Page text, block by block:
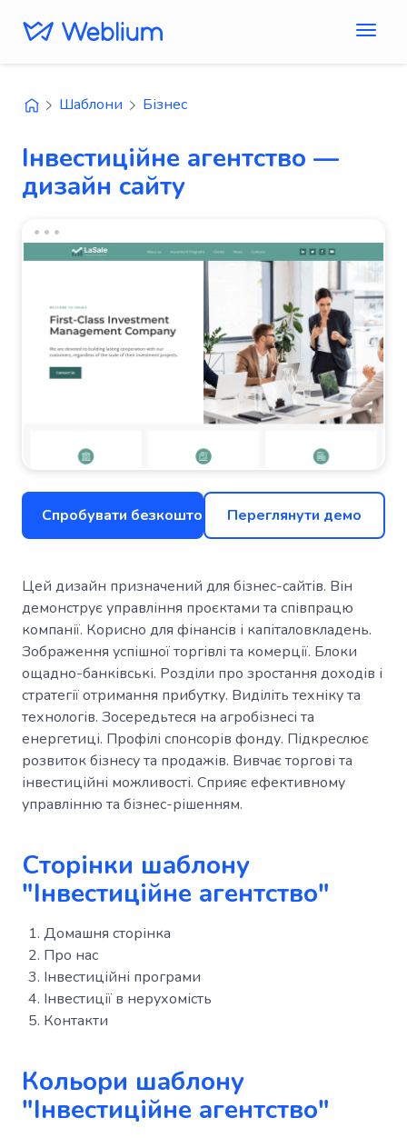
Шаблони Бізнес
Інвестиційне агентство —
дизайн сайту
Спробувати безкоштовно Переглянути демо
Цей дизайн призначений для бізнес-сайтів. Він
демонструє управління проєктами та співпрацю
компанії. Корисно для фінансів і капіталовкладень.
Зображення успішної торгівлі та комерції. Блоки
ощадно-банківські. Розділи про зростання доходів і
стратегії отримання прибутку. Виділіть техніку та
технологів. Зосередьтеся на агробізнесі та
енергетиці. Профілі спонсорів фонду. Підкреслює
розвиток бізнесу та продажів. Вивчає торгові та
інвестиційні можливості. Сприяє ефективному
управлінню та бізнес-рішенням.
Сторінки шаблону
"Інвестиційне агентство"
Домашня сторінка
Про нас
Інвестиційні програми
Інвестиції в нерухомість
Контакти
Кольори шаблону
"Інвестиційне агентство"